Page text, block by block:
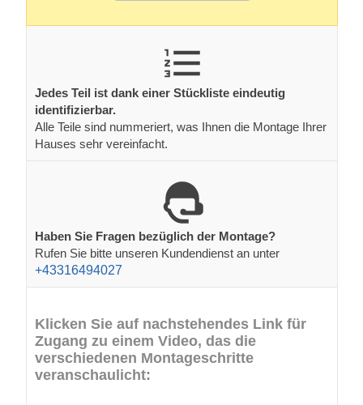
Jedes Teil ist dank einer Stückliste eindeutig
identifizierbar.
Alle Teile sind nummeriert, was Ihnen die Montage Ihrer
Hauses sehr vereinfacht.
Haben Sie Fragen bezüglich der Montage?
Rufen Sie bitte unseren Kundendienst an unter
+43316494027
Klicken Sie auf nachstehendes Link für
Zugang zu einem Video, das die
verschiedenen Montageschritte
veranschaulicht: